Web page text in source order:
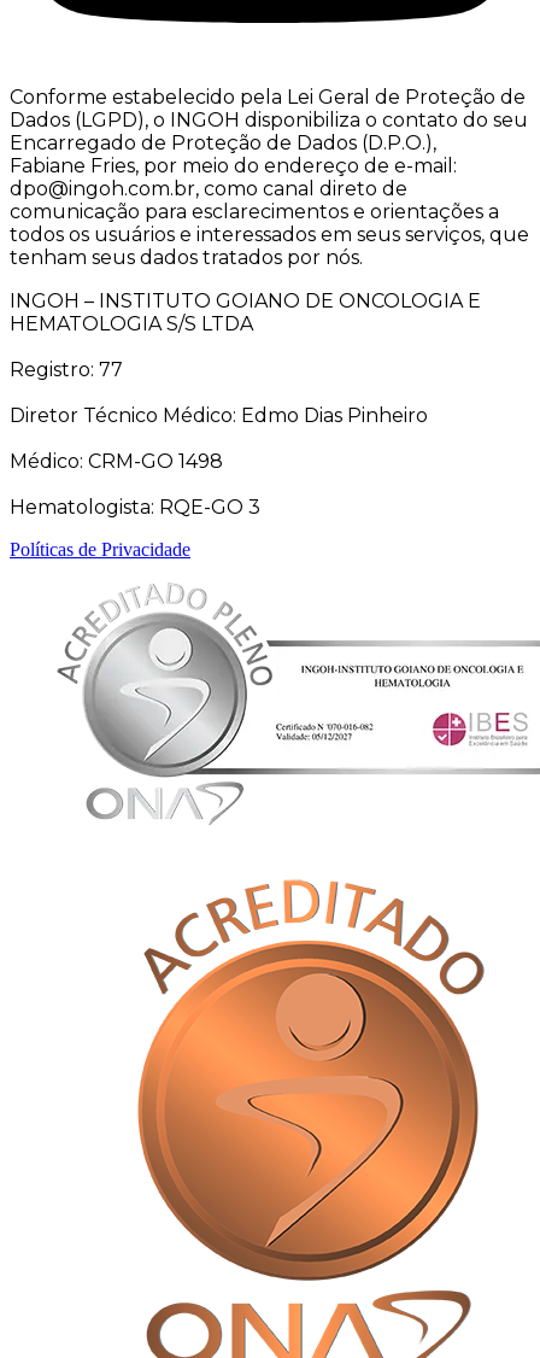
Conforme estabelecido pela Lei Geral de Proteção de
Dados (LGPD), o INGOH disponibiliza o contato do seu
Encarregado de Proteção de Dados (D.P.O.),
Fabiane Fries, por meio do endereço de e-mail:
dpo@ingoh.com.br, como canal direto de
comunicação para esclarecimentos e orientações a
todos os usuários e interessados em seus serviços, que
tenham seus dados tratados por nós.
INGOH – INSTITUTO GOIANO DE ONCOLOGIA E
HEMATOLOGIA S/S LTDA
Registro: 77
Diretor Técnico Médico: Edmo Dias Pinheiro
Médico: CRM-GO 1498
Hematologista: RQE-GO 3
Políticas de Privacidade